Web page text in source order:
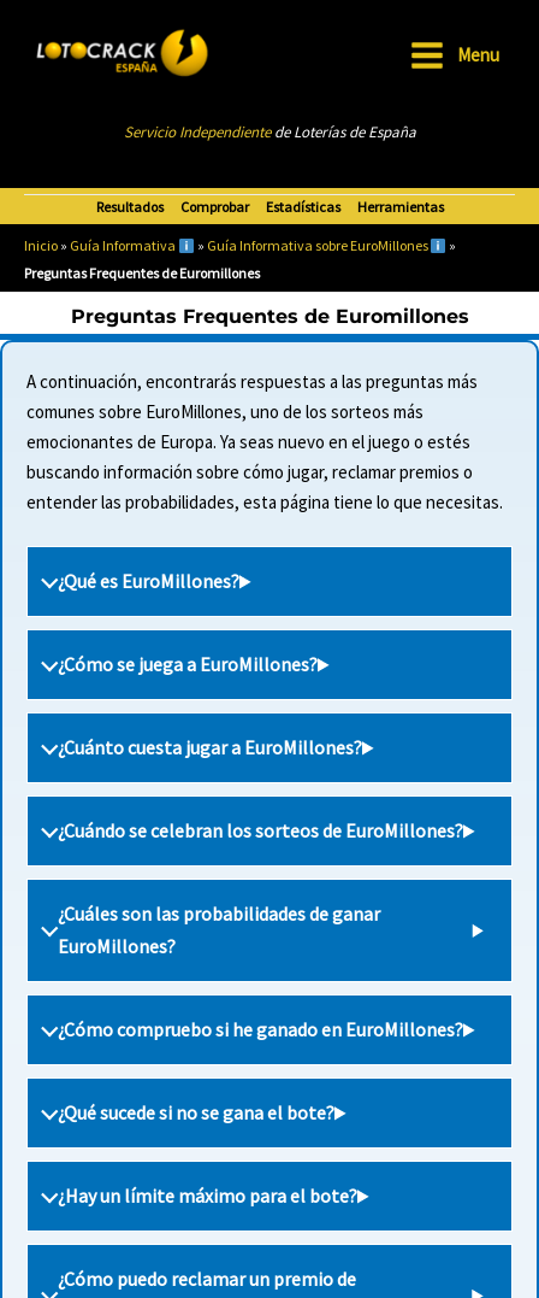
Main
Menu
Menu
Servicio Independiente de Loterías de España
Resultados Comprobar Estadísticas Herramientas
Inicio » Guía Informativa » Guía Informativa sobre EuroMillones
»
Preguntas Frequentes de Euromillones
Preguntas Frequentes de Euromillones
A continuación, encontrarás respuestas a las preguntas más
comunes sobre EuroMillones, uno de los sorteos más
emocionantes de Europa. Ya seas nuevo en el juego o estés
buscando información sobre cómo jugar, reclamar premios o
entender las probabilidades, esta página tiene lo que necesitas.
¿Qué es EuroMillones?
¿Cómo se juega a EuroMillones?
¿Cuánto cuesta jugar a EuroMillones?
¿Cuándo se celebran los sorteos de EuroMillones?
¿Cuáles son las probabilidades de ganar
EuroMillones?
¿Cómo compruebo si he ganado en EuroMillones?
¿Qué sucede si no se gana el bote?
¿Hay un límite máximo para el bote?
¿Cómo puedo reclamar un premio de